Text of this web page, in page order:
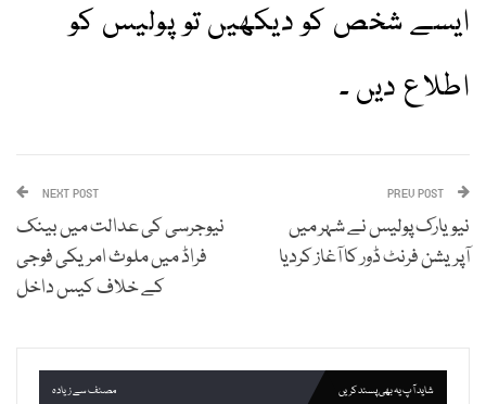
ایسے شخص کو دیکھیں تو پولیس کو
اطلاع دیں ۔
نیویارک پولیس نے شہر میں
آپریشن فرنٹ ڈور کا آغاز کردیا
NEXT POST
نیوجرسی کی عدالت میں بینک
فراڈ میں ملوث امریکی فوجی
کے خلاف کیس داخل
شاید آپ یہ بھی پسند کریں مصنف سے زیادہ